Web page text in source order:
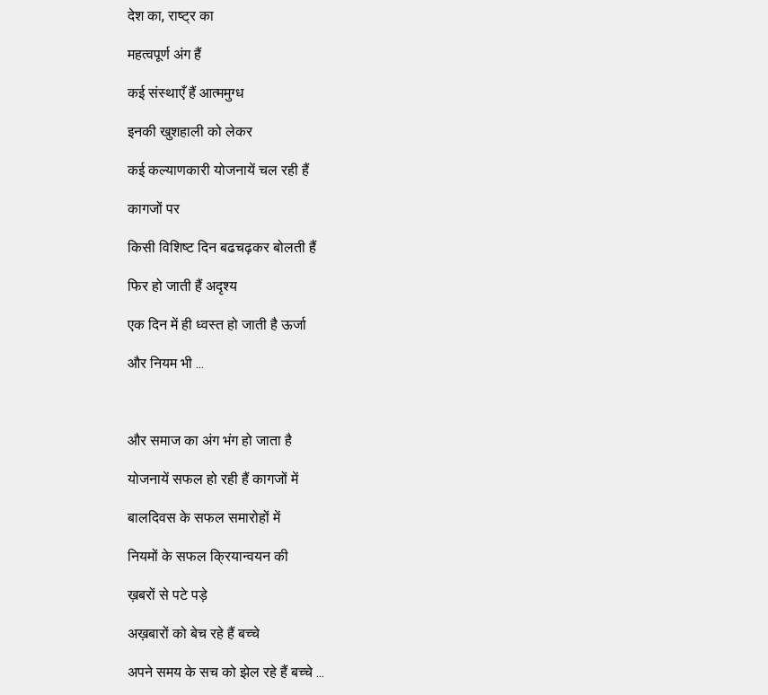
देश का, राष्ट्र का
महत्वपूर्ण अंग हैं
कई संस्थाएँ हैं आत्ममुग्ध
इनकी खुशहाली को लेकर
कई कल्याणकारी योजनायें चल रही हैं
कागजों पर
किसी विशिष्ट दिन बढचढ़कर बोलती हैं
फिर हो जाती हैं अदृश्य
एक दिन में ही ध्वस्त हो जाती है ऊर्जा
और नियम भी ...
और समाज का अंग भंग हो जाता है
योजनायें सफल हो रही हैं कागजों में
बालदिवस के सफल समारोहों में
नियमों के सफल क्रियान्वयन की
ख़बरों से पटे पड़े
अख़बारों को बेच रहे हैं बच्चे
अपने समय के सच को झेल रहे हैं बच्चे ...